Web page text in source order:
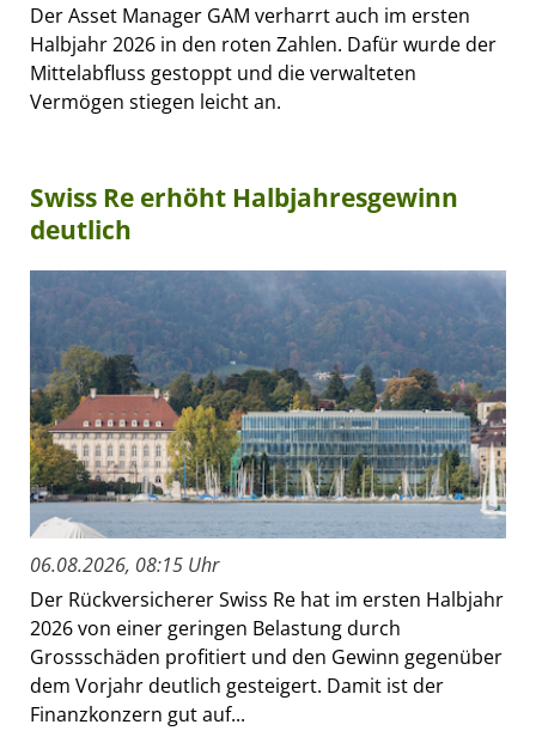
Der Asset Manager GAM verharrt auch im ersten
Halbjahr 2026 in den roten Zahlen. Dafür wurde der
Mittelabfluss gestoppt und die verwalteten
Vermögen stiegen leicht an.
Swiss Re erhöht Halbjahresgewinn
deutlich
06.08.2026, 08:15 Uhr
Der Rückversicherer Swiss Re hat im ersten Halbjahr
2026 von einer geringen Belastung durch
Grossschäden profitiert und den Gewinn gegenüber
dem Vorjahr deutlich gesteigert. Damit ist der
Finanzkonzern gut auf...